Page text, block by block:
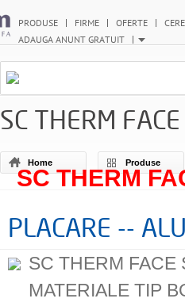
PRODUSE FIRME OFERTE
ADAUGA ANUNT GRATUIT
SC THERM
SC THERM
Home Produse
PLACARE --
SC THERM FACE
MATERIALE TIP